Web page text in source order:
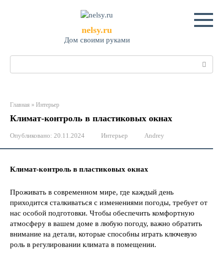
nelsy.ru
Дом своими руками
Главная » Интерьер
Климат-контроль в пластиковых окнах
Опубликовано: 20.11.2024 Интерьер Andrey
Климат-контроль в пластиковых окнах
Проживать в современном мире, где каждый день
приходится сталкиваться с изменениями погоды, требует от
нас особой подготовки. Чтобы обеспечить комфортную
атмосферу в вашем доме в любую погоду, важно обратить
внимание на детали, которые способны играть ключевую
роль в регулировании климата в помещении.